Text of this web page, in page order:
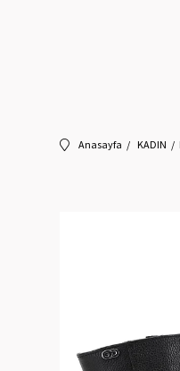
Anasayfa KADIN